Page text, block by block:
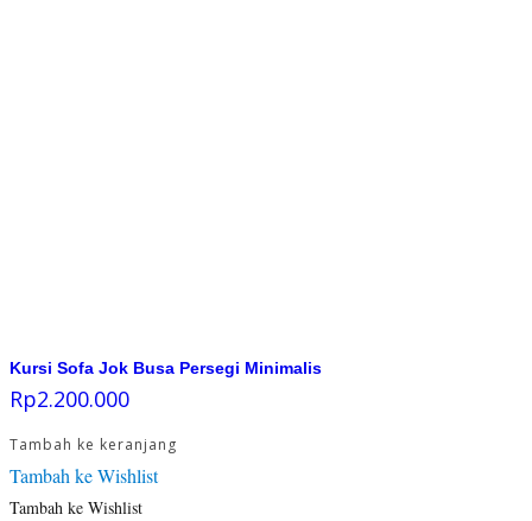
Kursi Sofa Jok Busa Persegi Minimalis
Rp2.200.000
Tambah ke keranjang
Tambah ke Wishlist
Tambah ke Wishlist